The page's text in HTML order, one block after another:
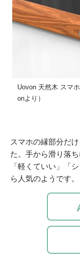
Uovon 天然木 スマ
onより）
スマホの縁部分だ
た。手から滑り落
「軽くていい」「
ら人気のようです。